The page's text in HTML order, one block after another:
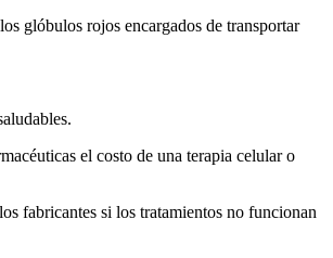
glóbulos rojos encargados de transportar
el costo de una terapia celular o
fabricantes si los tratamientos no funcionan